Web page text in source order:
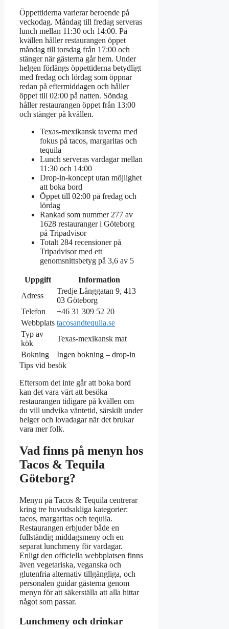
Öppettiderna varierar beroende på
veckodag. Måndag till fredag serveras
lunch mellan 11:30 och 14:00. På
kvällen håller restaurangen öppet
måndag till torsdag från 17:00 och
stänger när gästerna går hem. Under
helgen förlängs öppettiderna betydligt
med fredag och lördag som öppnar
redan på eftermiddagen och håller
öppet till 02:00 på natten. Söndag
håller restaurangen öppet från 13:00
och stänger på kvällen.
Texas-mexikansk taverna med
fokus på tacos, margaritas och
tequila
Lunch serveras vardagar mellan
11:30 och 14:00
Drop-in-koncept utan möjlighet
att boka bord
Öppet till 02:00 på fredag och
lördag
Rankad som nummer 277 av
1628 restauranger i Göteborg
på Tripadvisor
Totalt 284 recensioner på
Tripadvisor med ett
genomsnittsbetyg på 3,6 av 5
Uppgift
Information
Adress
Tredje Långgatan 9, 413
03 Göteborg
Telefon
+46 31 309 52 20
Webbplats tacosandtequila.se
Typ av
kök
Texas-mexikansk mat
Bokning
Ingen bokning – drop-in
Tips vid besök
Eftersom det inte går att boka bord
kan det vara värt att besöka
restaurangen tidigare på kvällen om
du vill undvika väntetid, särskilt under
helger och lovadagar när det brukar
vara mer folk.
Vad finns på menyn hos
Tacos & Tequila
Göteborg?
Menyn på Tacos & Tequila centrerar
kring tre huvudsakliga kategorier:
tacos, margaritas och tequila.
Restaurangen erbjuder både en
fullständig middagsmeny och en
separat lunchmeny för vardagar.
Enligt den officiella webbplatsen finns
även vegetariska, veganska och
glutenfria alternativ tillgängliga, och
personalen guidar gästerna genom
menyn för att säkerställa att alla hittar
något som passar.
Lunchmeny och drinkar